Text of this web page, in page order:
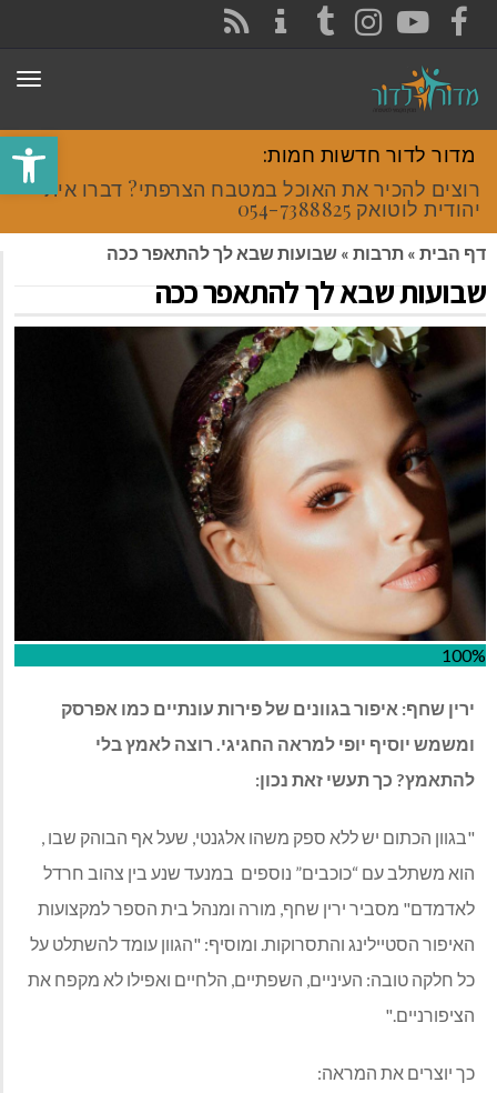
פתח
FACEBOOK
YOUTUBE
INSTAGRAM
TUMBLR
מדור לדור חדשות חמות:
רוצים להכיר את האוכל במטבח הצרפתי? דברו איתי
יהודית לוטואק 054-7388825.
דף הבית » תרבות » שבועות שבא לך להתאפר ככה
שבועות שבא לך להתאפר ככה
100%
ירין שחף: איפור בגוונים של פירות עונתיים כמו אפרסק
ומשמש יוסיף יופי למראה החגיגי. רוצה לאמץ בלי
להתאמץ? כך תעשי זאת נכון:
"בגוון הכתום יש ללא ספק משהו אלגנטי, שעל אף הבוהק שבו ,
הוא משתלב עם “כוכבים” נוספים במנעד שנע בין צהוב חרדל
לאדמדם" מסביר ירין שחף, מורה ומנהל בית הספר למקצועות
האיפור הסטיילינג והתסרוקות. ומוסיף: "הגוון עומד להשתלט על
כל חלקה טובה: העיניים, השפתיים, הלחיים ואפילו לא מקפח את
הציפורניים."
כך יוצרים את המראה: